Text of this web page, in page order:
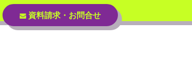
資料請求・お問合せ